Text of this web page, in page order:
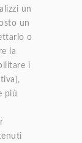
un
un
o
la
i
più